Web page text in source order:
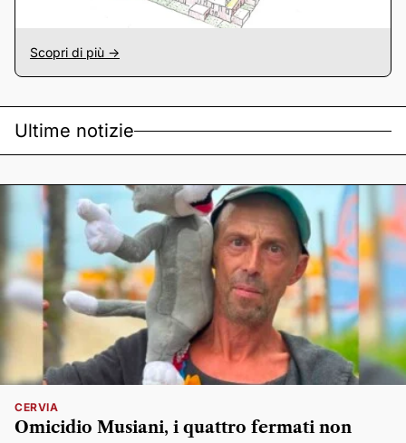
Scopri di più ->
Ultime notizie
CERVIA
Omicidio Musiani, i quattro fermati non